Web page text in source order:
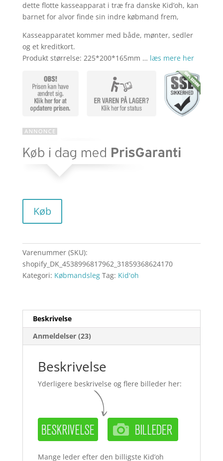
dette flotte kasseapparat i træ fra danske Kid’oh, kan
barnet for alvor finde sin indre købmand frem,
Kasseapparatet kommer med både, mønter, sedler
og et kreditkort.
Produkt størrelse: 225*200*165mm … læs mere her
Køb
Varenummer (SKU):
shopify_DK_4538996817962_31859368624170
Kategori: Købmandsleg Tag: Kid'oh
Beskrivelse
Anmeldelser (23)
Beskrivelse
Yderligere beskrivelse og flere billeder her:
Mange leder efter den billigste Kid’oh